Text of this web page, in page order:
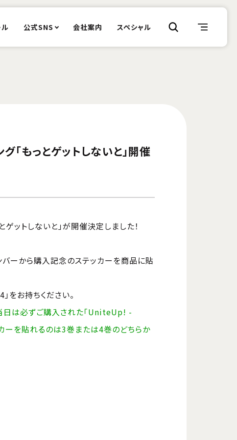
公式SNS 会社案内 スペシャル
もっとゲットしないと」開催
ットしないと」が開催決定しました！
ーから購入記念のステッカーを商品に貼
お持ちください。
日は必ずご購入された「UniteUp! -
ーを貼れるのは3巻または4巻のどちらか